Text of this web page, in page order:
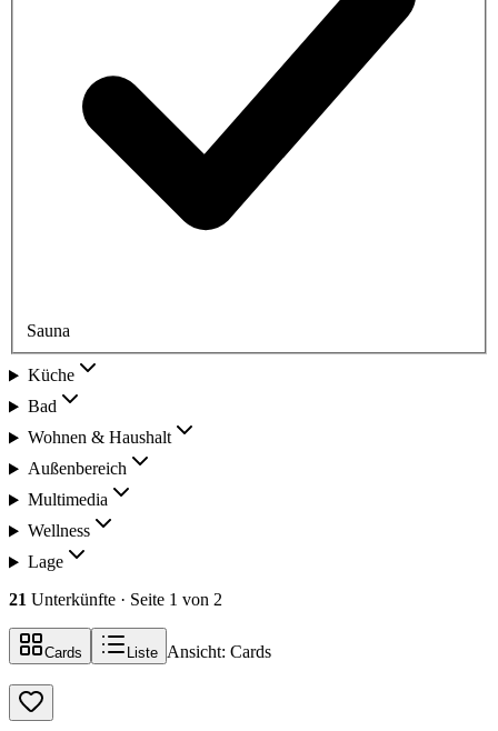
Sauna
Küche
Bad
Wohnen & Haushalt
Außenbereich
Multimedia
Wellness
Lage
21 Unterkünfte · Seite 1 von 2
Cards Liste Ansicht: Cards